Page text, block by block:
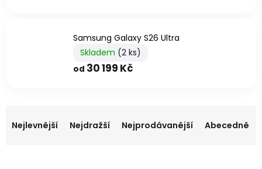
Samsung Galaxy S26 Ultra
Skladem (2 ks)
od 30 199 Kč
aNejlevnější Nejdražší Nejprodávanější Abecedně